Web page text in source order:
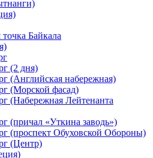
Байкала
(2 дня)
(Английская набережная)
(Морской фасад)
(Набережная Лейтенанта
(причал «Уткина заводь»)
(проспект Обуховской Обороны)
(Центр)